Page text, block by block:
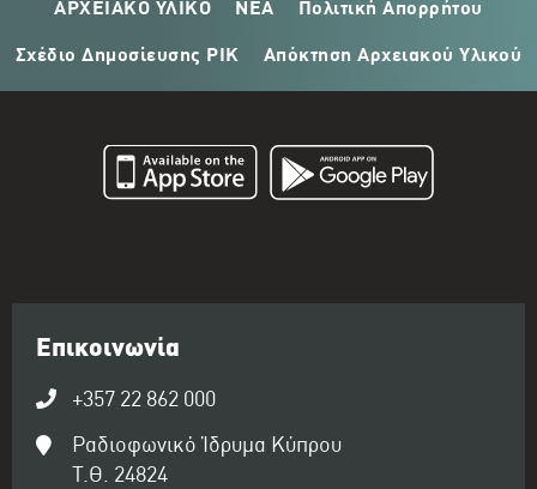
ΑΡΧΕΙΑΚΟ ΥΛΙΚΟ ΝΕΑ Πολιτική Απορρήτου
Σχέδιο Δημοσίευσης ΡΙΚ Απόκτηση Αρχειακού Υλικού
Επικοινωνία
+357 22 862 000
Ραδιοφωνικό Ίδρυμα Κύπρου
Τ.Θ. 24824